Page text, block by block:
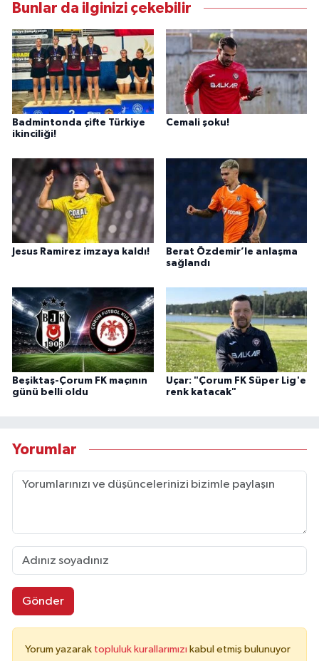
Bunlar da ilginizi çekebilir
Badmintonda çifte Türkiye
ikinciliği!
Cemali şoku!
Jesus Ramirez imzaya kaldı!
Berat Özdemir’le anlaşma
sağlandı
Beşiktaş-Çorum FK maçının
günü belli oldu
Uçar: "Çorum FK Süper Lig'e
renk katacak"
Yorumlar
Gönder
Yorum yazarak topluluk kurallarımızı kabul etmiş bulunuyor